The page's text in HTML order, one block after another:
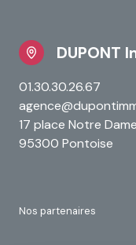
DUPONT
01.30.30.26.67
17 place Notre Dame
95300 Pontoise
Nos partenaires